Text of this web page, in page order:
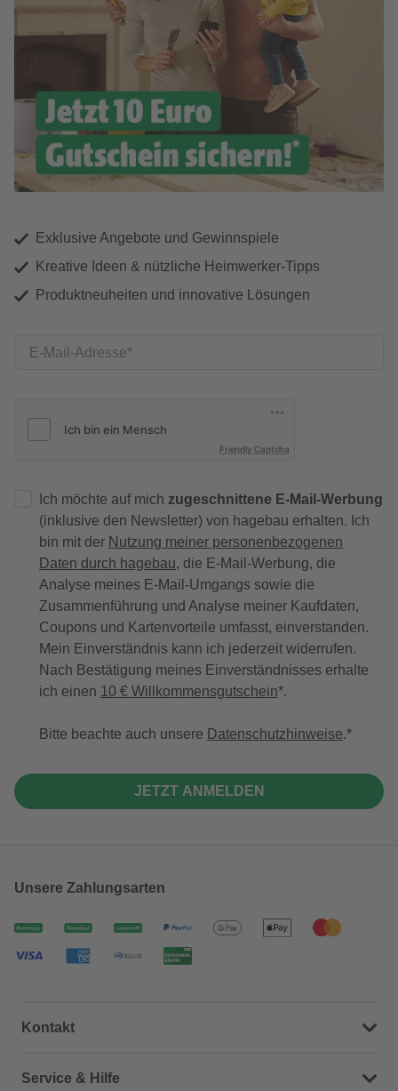
Exklusive Angebote und Gewinnspiele
Kreative Ideen & nützliche Heimwerker-Tipps
Produktneuheiten und innovative Lösungen
E-Mail-Adresse
Friendly Captcha
Ich möchte auf mich zugeschnittene E-Mail-Werbung
(inklusive den Newsletter) von hagebau erhalten. Ich
bin mit der Nutzung meiner personenbezogenen
Daten durch hagebau, die E-Mail-Werbung, die
Analyse meines E-Mail-Umgangs sowie die
Zusammenführung und Analyse meiner Kaufdaten,
Coupons und Kartenvorteile umfasst, einverstanden.
Mein Einverständnis kann ich jederzeit widerrufen.
Nach Bestätigung meines Einverständnisses erhalte
ich einen 10 € Willkommensgutschein*.
Bitte beachte auch unsere Datenschutzhinweise.
JETZT ANMELDEN
Unsere Zahlungsarten
Kontakt
Dein Kontakt zu uns
Service & Hilfe